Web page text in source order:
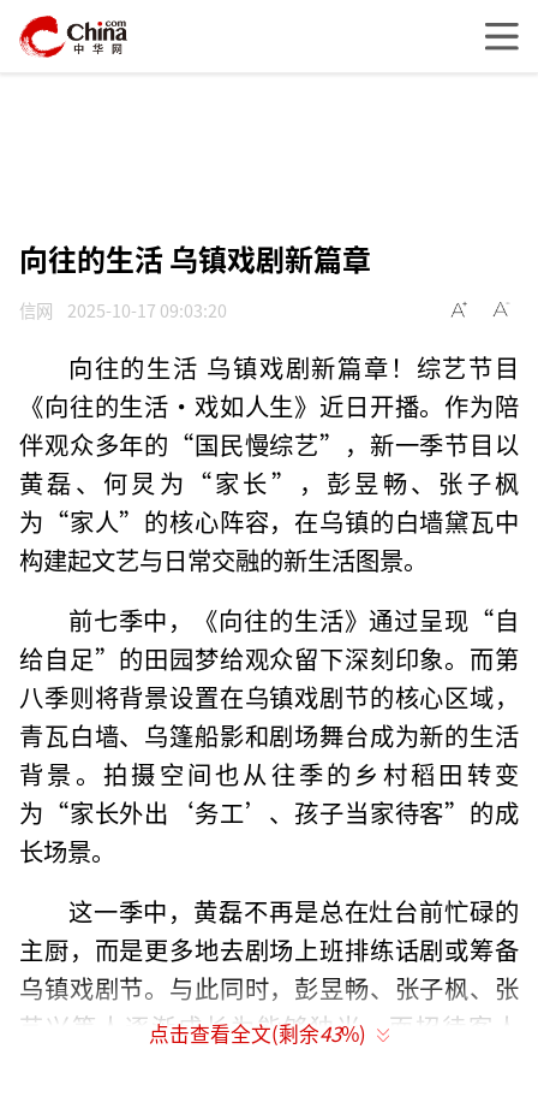
向往的生活 乌镇戏剧新篇章
信网 2025-10-17 09:03:20
向往的生活 乌镇戏剧新篇章！综艺节目
《向往的生活·戏如人生》近日开播。作为陪
伴观众多年的“国民慢综艺”，新一季节目以
黄磊、何炅为“家长”，彭昱畅、张子枫
为“家人”的核心阵容，在乌镇的白墙黛瓦中
构建起文艺与日常交融的新生活图景。
前七季中，《向往的生活》通过呈现“自
给自足”的田园梦给观众留下深刻印象。而第
八季则将背景设置在乌镇戏剧节的核心区域，
青瓦白墙、乌篷船影和剧场舞台成为新的生活
背景。拍摄空间也从往季的乡村稻田转变
为“家长外出‘务工’、孩子当家待客”的成
长场景。
这一季中，黄磊不再是总在灶台前忙碌的
主厨，而是更多地去剧场上班排练话剧或筹备
乌镇戏剧节。与此同时，彭昱畅、张子枫、张
艺兴等人逐渐成长为能够独当一面招待客人
点击查看全文(剩余43%)